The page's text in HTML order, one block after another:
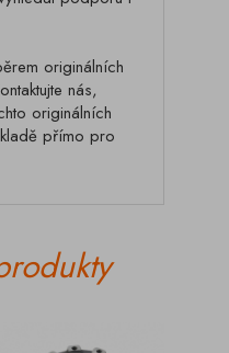
originálních
nás,
originálních
přímo pro